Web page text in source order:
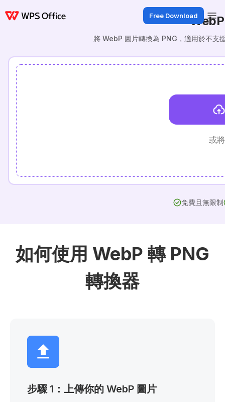
Free Download
將 WebP 圖片轉換為 PNG，適用於不支
或
免費且無限制
如何使用 WebP 轉 PNG
轉換器
步驟 1：上傳你的 WebP 圖片